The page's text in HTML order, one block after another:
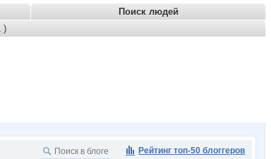
Поиск людей
)
Рейтинг топ-50 блоггеров